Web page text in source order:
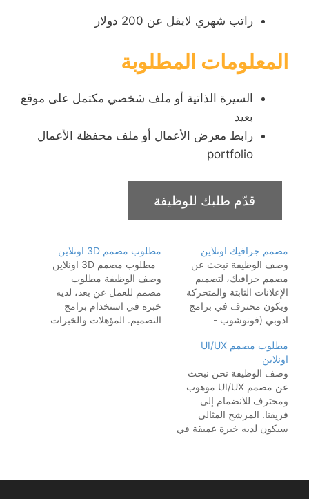
راتب شهري لايقل عن 200 دولار
المعلومات المطلوبة
السيرة الذاتية أو ملف شخصي مكتمل على موقع
بعيد
رابط معرض الأعمال أو ملف محفظة الأعمال
portfolio
مصمم جرافيك اونلاين
وصف الوظيفة نبحث عن
مصمم جرافيك، لتصميم
الإعلانات الثابتة والمتحركة
ويكون محترف في برامج
ادوبي (فوتوشوب -
الوظيفية تصاميم الإعلانات
تصاميم مواقع التواصل
الإجتماعي تصاميم الشعارات
تصاميم الإنفوجرافيك
(الثابت) مونتاج المقاطع
الصوتية (مقاطع جاهزة)
مونتاج الإعلانات المرئية
مطلوب مصمم 3D اونلاين
مطلوب مصمم 3D اونلاين
وصف الوظيفة مطلوب
مصمم للعمل عن بعد، لديه
خبرة في استخدام برامج
التصميم. المؤهلات والخبرات
مطلوب مصمم UI/UX
اونلاين
وصف الوظيفة نحن نبحث
عن مصمم UI/UX موهوب
ومحترف للانضمام إلى
فريقنا. المرشح المثالي
سيكون لديه خبرة عميقة في
مستخدم جذابة، مع التركيز